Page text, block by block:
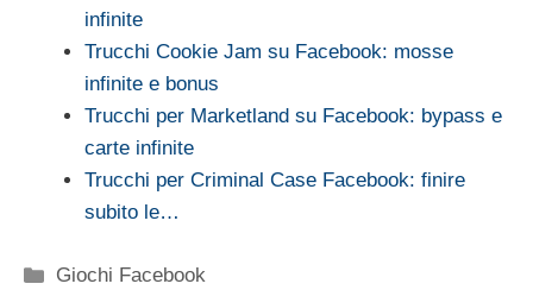
infinite
Trucchi Cookie Jam su Facebook: mosse
infinite e bonus
Trucchi per Marketland su Facebook: bypass e
carte infinite
Trucchi per Criminal Case Facebook: finire
subito le…
Categorie
Giochi Facebook